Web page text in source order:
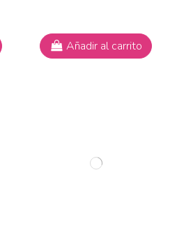
Añadir al carrito